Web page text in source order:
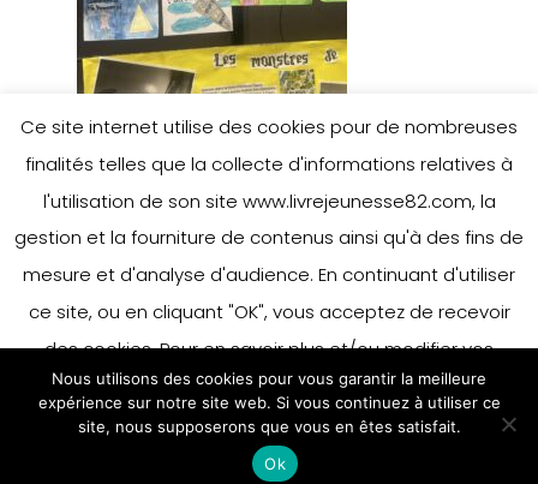
Ce site internet utilise des cookies pour de nombreuses
finalités telles que la collecte d'informations relatives à
l'utilisation de son site www.livrejeunesse82.com, la
gestion et la fourniture de contenus ainsi qu'à des fins de
mesure et d'analyse d'audience. En continuant d'utiliser
ce site, ou en cliquant "OK", vous acceptez de recevoir
des cookies. Pour en savoir plus et/ou modifier vos
préférences en matière de cookies, merci de vous référer
à notre politique sur les cookies.
Accepter
En savoir plus
Nous utilisons des cookies pour vous garantir la meilleure
expérience sur notre site web. Si vous continuez à utiliser ce
site, nous supposerons que vous en êtes satisfait.
Ok